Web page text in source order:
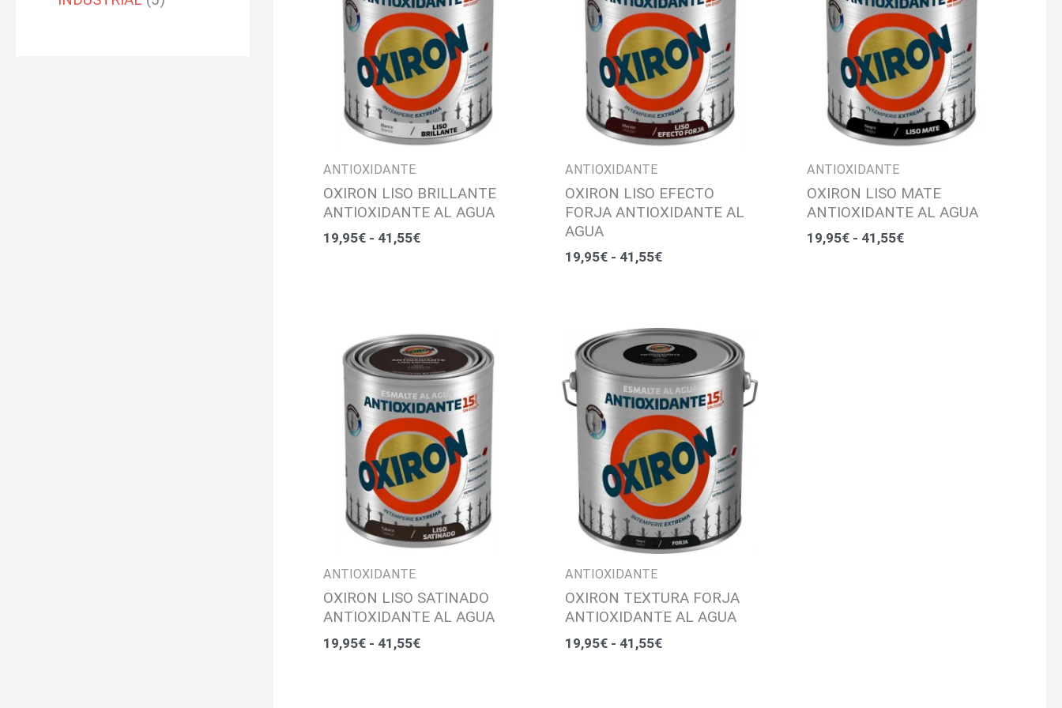
ANTIOXIDANTE
OXIRON LISO BRILLANTE
ANTIOXIDANTE AL AGUA
19,95€ - 41,55€
hasta
41,55€
ANTIOXIDANTE
OXIRON LISO EFECTO
FORJA ANTIOXIDANTE AL
AGUA
19,95€ - 41,55€
hasta
41,55€
ANTIOXIDANTE
OXIRON LISO MATE
ANTIOXIDANTE AL AGUA
19,95€ - 41,55€
hasta
41,55€
ANTIOXIDANTE
OXIRON LISO SATINADO
ANTIOXIDANTE AL AGUA
19,95€ - 41,55€
Rango
de
precios:
desde
19,95€
hasta
41,55€
ANTIOXIDANTE
OXIRON TEXTURA FORJA
ANTIOXIDANTE AL AGUA
19,95€ - 41,55€
Rango
de
precios:
desde
19,95€
hasta
41,55€